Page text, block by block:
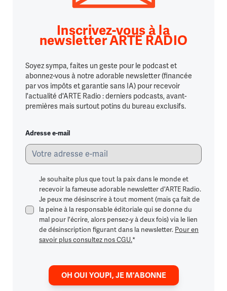
Inscrivez-vous à la
newsletter ARTE RADIO
Soyez sympa, faites un geste pour le podcast et
abonnez-vous à notre adorable newsletter (financée
par vos impôts et garantie sans IA) pour recevoir
l'actualité d'ARTE Radio : derniers podcasts, avant-
premières mais surtout potins du bureau exclusifs.
Adresse e-mail
Je souhaite plus que tout la paix dans le monde et
recevoir la fameuse adorable newsletter d'ARTE Radio.
Je peux me désinscrire à tout moment (mais ça fait de
la peine à la responsable éditoriale qui se donne du
mal pour l'écrire, alors pensez-y à deux fois) via le lien
de désinscription figurant dans la newsletter. Pour en
savoir plus consultez nos CGU.*
OH OUI YOUPI, JE M'ABONNE